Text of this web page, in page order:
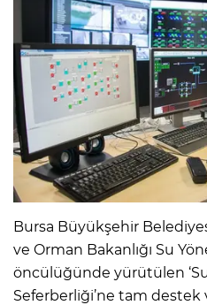
Bursa Büyükşehir
ve Orman Bakanlığı Su
öncülüğünde yürütülen
Seferberliği’ne tam destek